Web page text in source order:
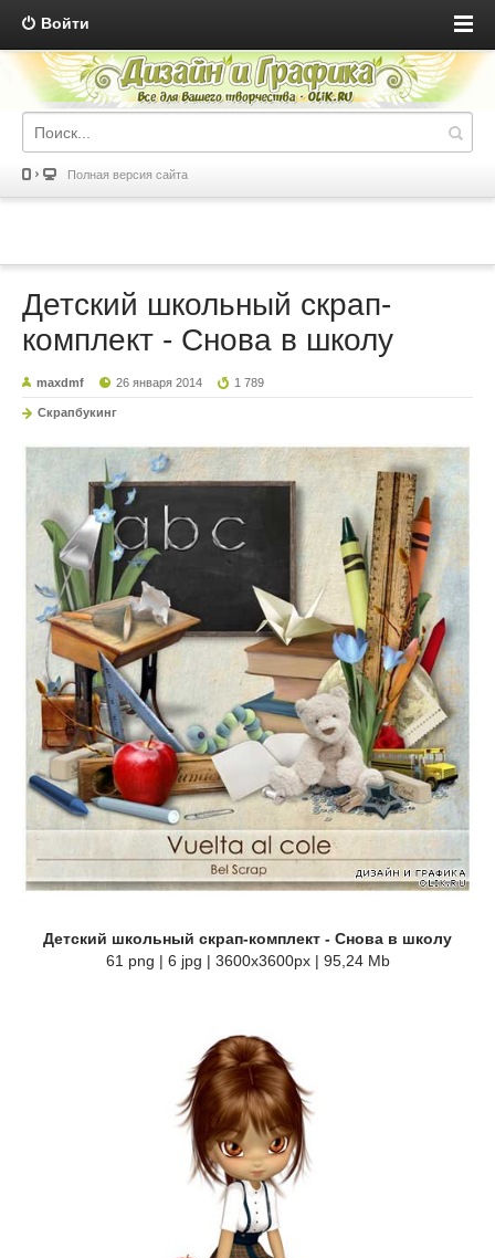
Войти
Полная версия сайта
Детский школьный скрап-
комплект - Снова в школу
maxdmf 26 января 2014 1 789
Скрапбукинг
Детский школьный скрап-комплект - Снова в школу
61 png | 6 jpg | 3600x3600px | 95,24 Mb